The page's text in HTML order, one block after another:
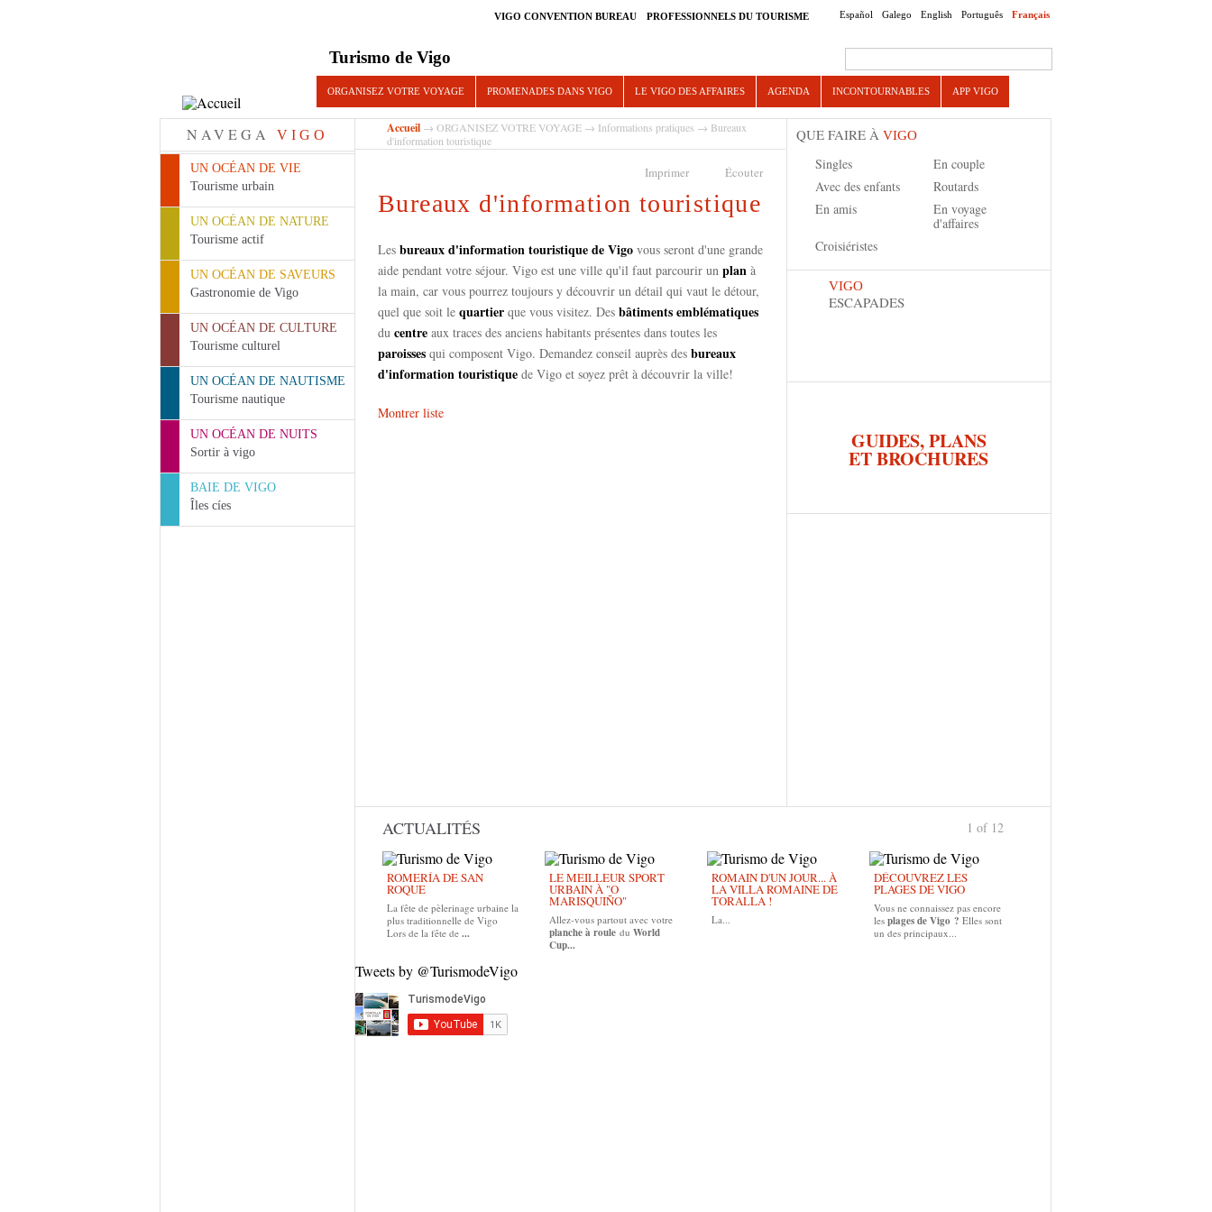
Español Galego English Português Français
VIGO CONVENTION BUREAU PROFESSIONNELS DU TOURISME
Turismo de Vigo
ORGANISEZ VOTRE VOYAGE PROMENADES DANS VIGO LE VIGO DES AFFAIRES AGENDA INCONTOURNABLES APP VIGO
NAVEGA VIGO
UN OCÉAN DE VIE
Tourisme urbain
UN OCÉAN DE NATURE
Tourisme actif
UN OCÉAN DE SAVEURS
Gastronomie de Vigo
UN OCÉAN DE CULTURE
Tourisme culturel
UN OCÉAN DE NAUTISME
Tourisme nautique
UN OCÉAN DE NUITS
Sortir à vigo
BAIE DE VIGO
Îles cíes
Accueil → ORGANISEZ VOTRE VOYAGE → Informations pratiques → Bureaux
d'information touristique
Imprimer Écouter
Bureaux d'information touristique
Les bureaux d'information touristique de Vigo vous seront d'une grande
aide pendant votre séjour. Vigo est une ville qu'il faut parcourir un plan à
la main, car vous pourrez toujours y découvrir un détail qui vaut le détour,
quel que soit le quartier que vous visitez. Des bâtiments emblématiques
du centre aux traces des anciens habitants présentes dans toutes les
paroisses qui composent Vigo. Demandez conseil auprès des bureaux
d'information touristique de Vigo et soyez prêt à découvrir la ville!
Montrer liste
QUE FAIRE À VIGO
Singles
En couple
Avec des enfants
Routards
En amis
En voyage
d'affaires
Croisiéristes
VIGO
ESCAPADES
GUIDES, PLANS
ET BROCHURES
ACTUALITÉS
ROMERÍA DE SAN
ROQUE
La fête de pèlerinage urbaine la
plus traditionnelle de Vigo
Lors de la fête de ...
LE MEILLEUR SPORT
URBAIN À "O
MARISQUIÑO"
Allez-vous partout avec votre
planche à roule du World
Cup...
ROMAIN D'UN JOUR... À
LA VILLA ROMAINE DE
TORALLA !
La...
DÉCOUVREZ LES
PLAGES DE VIGO
Vous ne connaissez pas encore
les plages de Vigo ? Elles sont
un des principaux...
1 of 12
Tweets by @TurismodeVigo